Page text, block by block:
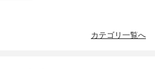
カテゴリ一覧へ